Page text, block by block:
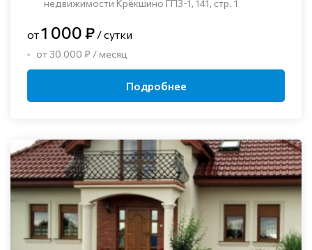
недвижимости Крёкшино ГПЗ-1, 141, стр. 1
от1 000 ₽ / сутки
от 30 000 ₽ / месяц
Подробнее